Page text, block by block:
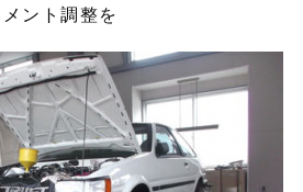
ント調整を